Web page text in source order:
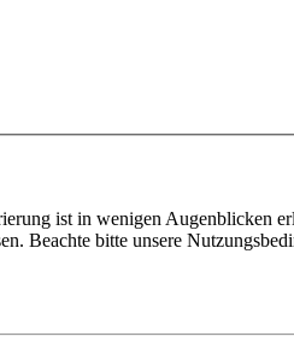
ist in wenigen Augenblicken
Beachte bitte unsere